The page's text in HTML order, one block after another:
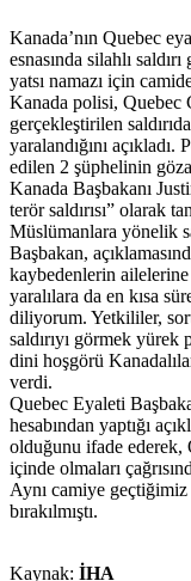
Kanada’nın Quebec
esnasında silahlı
yatsı namazı için
Kanada polisi, Quebec
gerçekleştirilen
yaralandığını
edilen 2 şüphelinin
Kanada Başbakanı
terör saldırısı” olarak
Müslümanlara yönelik
Başbakan,
kaybedenlerin
yaralılara da en kısa
diliyorum. Yetkililer,
saldırıyı görmek yürek
dini hoşgörü
verdi.
Quebec Eyaleti
hesabından yaptığı
olduğunu ifade ederek,
içinde olmaları
Aynı camiye geçtiğimiz
bırakılmıştı.
Kaynak: İHA